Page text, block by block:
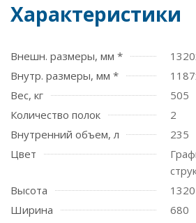
Характеристики
Внешн. размеры, мм *
Внутр. размеры, мм *
Вес, кг
505
Количество полок
2
Внутренний объем, л
235
Цвет
Высота
1320
Ширина
680